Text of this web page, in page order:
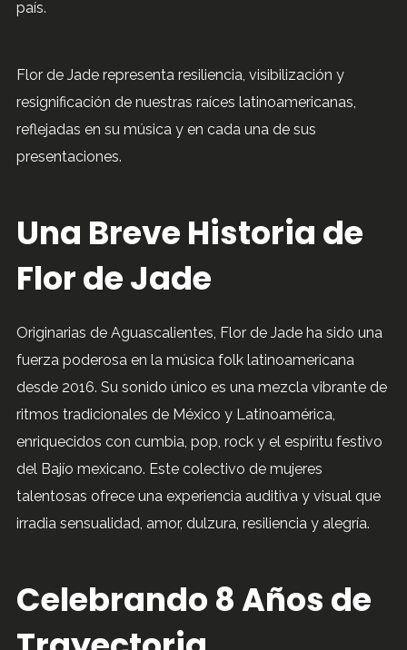
país.
Flor de Jade representa resiliencia, visibilización y
resignificación de nuestras raíces latinoamericanas,
reflejadas en su música y en cada una de sus
presentaciones.
Una Breve Historia de
Flor de Jade
Originarias de Aguascalientes, Flor de Jade ha sido una
fuerza poderosa en la música folk latinoamericana
desde 2016. Su sonido único es una mezcla vibrante de
ritmos tradicionales de México y Latinoamérica,
enriquecidos con cumbia, pop, rock y el espíritu festivo
del Bajío mexicano. Este colectivo de mujeres
talentosas ofrece una experiencia auditiva y visual que
irradia sensualidad, amor, dulzura, resiliencia y alegría.
Celebrando 8 Años de